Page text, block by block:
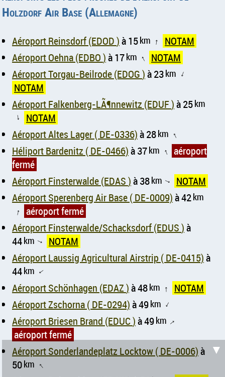
Holzdorf Air Base (Allemagne)
Aéroport Reinsdorf (EDOD )à 15km ↑
NOTAM
Aéroport Oehna (EDBO )à 17km ↑
NOTAM
Aéroport Torgau-Beilrode (EDOG )à 23km ↑
NOTAM
Aéroport Falkenberg-LÃ¶nnewitz (EDUF )à 25km
↑
NOTAM
Aéroport Altes Lager ( DE-0336)à 28km ↑
Héliport Bardenitz ( DE-0466)à 37km ↑ aéroport
fermé
Aéroport Finsterwalde (EDAS )à 38km ↑
NOTAM
Aéroport Sperenberg Air Base ( DE-0009)à 42km
↑ aéroport fermé
Aéroport Finsterwalde/Schacksdorf (EDUS )à
44km ↑
NOTAM
Aéroport Laussig Agricultural Airstrip ( DE-0415)à
44km ↑
Aéroport Schönhagen (EDAZ )à 48km ↑
NOTAM
Aéroport Zschorna ( DE-0294)à 49km ↑
Aéroport Briesen Brand (EDUC )à 49km ↑
aéroport fermé
Aéroport Sonderlandeplatz Locktow ( DE-0006)à
50km ↑
▼